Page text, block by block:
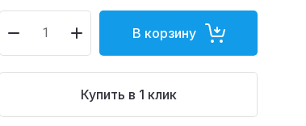
В корзину
Купить в 1 клик